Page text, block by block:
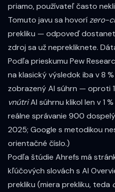
priamo, používateľ často
Tomuto javu sa hovorízero-
prekliku — odpoveď
zdroj sa už neprekliknete.
Podľa prieskumu Pew
na klasický výsledok iba v 8
zobrazený AI súhrn — oproti
vnútriAI súhrnu klikol len v 1
reálne správanie 900
2025; Google s metodikou
orientačné číslo.)
Podľa štúdie Ahrefs má
kľúčových slovách s AI
prekliku (miera prekliku, teda